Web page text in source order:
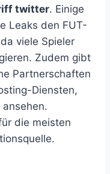
twitter. Einige
Leaks den FUT-
viele Spieler
Zudem gibt
Partnerschaften
Diensten,
die meisten